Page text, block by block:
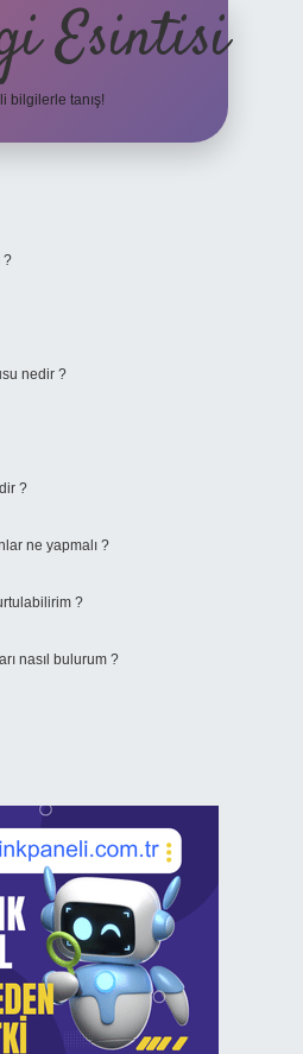
Esintisi
bilgilerle tanış!
?
nedir ?
?
ne yapmalı ?
?
nasıl bulurum ?